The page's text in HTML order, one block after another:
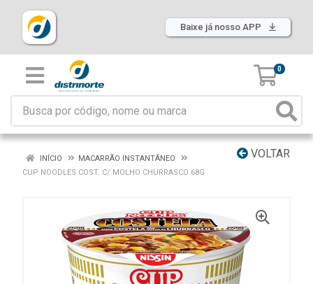
Baixe já nosso APP
0
VOLTAR
INÍCIO
MACARRÃO INSTANTÂNEO
CUP NOODLES COST. C/ MOLHO CHURRASCO 68G